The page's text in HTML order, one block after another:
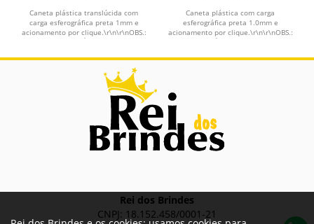
Caneta plástica translúcida com
carga esferográfica preta 1mm e
acionamento por clique.\r\n\r\nOBS.:
Caneta plástica com carga
esferográfica preta 1.0mm e
acionamento por clique.\r\n\r\nOBS.:
Rei dos Brindes
CNPJ: 18.152.458/0001-21